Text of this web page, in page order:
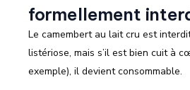
formellement
Le camembert au lait cru est
listériose, mais s’il est bien cuit à
exemple), il devient consommable.